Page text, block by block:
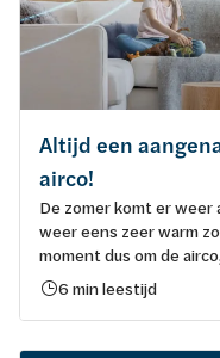
Altijd een
airco!
De zomer komt er
weer eens zeer warm
moment dus om de
6 min leestijd